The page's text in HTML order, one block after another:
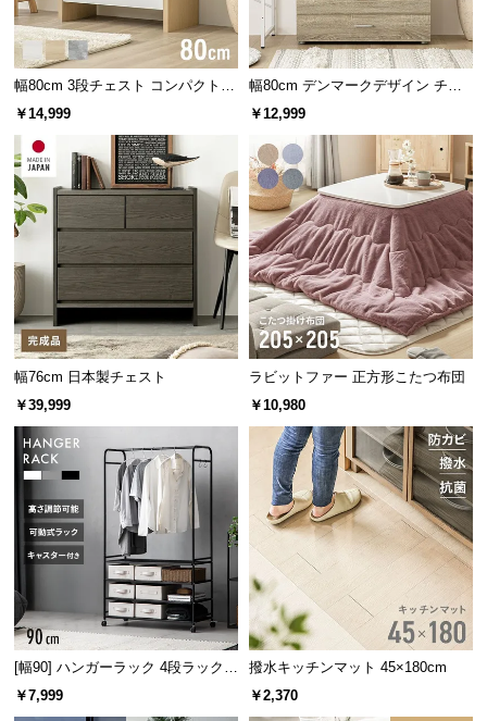
に
つ
い
搬
入
経
つ
て
返
品・
キ
ャ
ン
セ
ル
に
て
幅80cm 3段チェスト コンパクトで
もたっぷり収納 木目調/モルタル調
￥14,999
幅80cm デンマークデザイン チェ
スト
￥12,999
幅76cm 日本製チェスト
￥39,999
ラビットファー 正方形こたつ布団
￥10,980
[幅90] ハンガーラック 4段ラック収
納 キャスター付き
￥7,999
撥水キッチンマット 45×180cm
￥2,370